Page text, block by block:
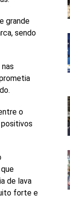
grande
sendo
o
de lava
forte e